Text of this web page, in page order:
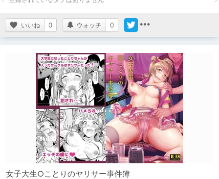
いいね 0 ウォッチ 0
女子大生○ことりのヤリサー事件簿